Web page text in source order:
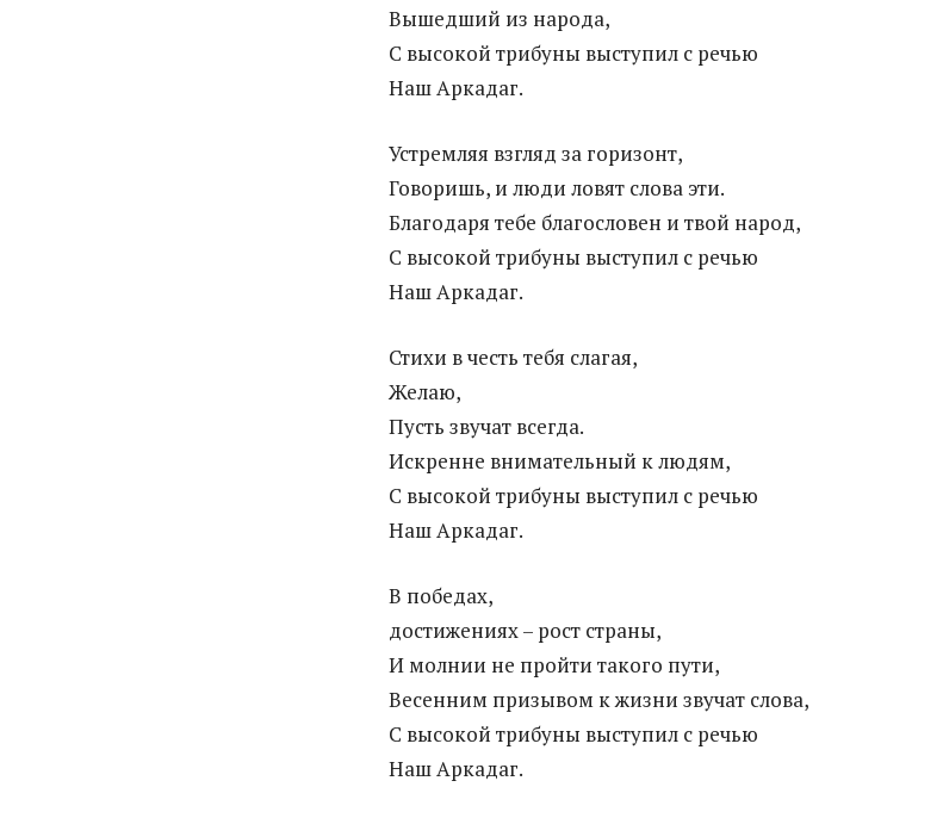
Вышедший из народа,
С высокой трибуны выступил с речью
Наш Аркадаг.
Устремляя взгляд за горизонт,
Говоришь, и люди ловят слова эти.
Благодаря тебе благословен и твой народ,
С высокой трибуны выступил с речью
Наш Аркадаг.
Стихи в честь тебя слагая,
Желаю,
Пусть звучат всегда.
Искренне внимательный к людям,
С высокой трибуны выступил с речью
Наш Аркадаг.
В победах,
достижениях – рост страны,
И молнии не пройти такого пути,
Весенним призывом к жизни звучат слова,
С высокой трибуны выступил с речью
Наш Аркадаг.